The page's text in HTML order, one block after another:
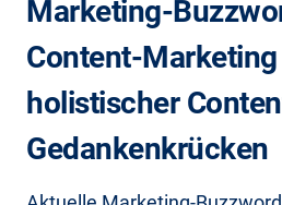
Marketing-
Content-
holistischer
Gedankenkrücken